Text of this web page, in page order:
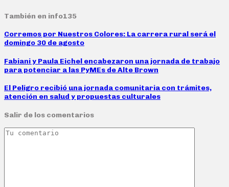
También en info135
Corremos por Nuestros Colores: La carrera rural será el
domingo 30 de agosto
Fabiani y Paula Eichel encabezaron una jornada de trabajo
para potenciar a las PyMEs de Alte Brown
El Peligro recibió una jornada comunitaria con trámites,
atención en salud y propuestas culturales
Salir de los comentarios